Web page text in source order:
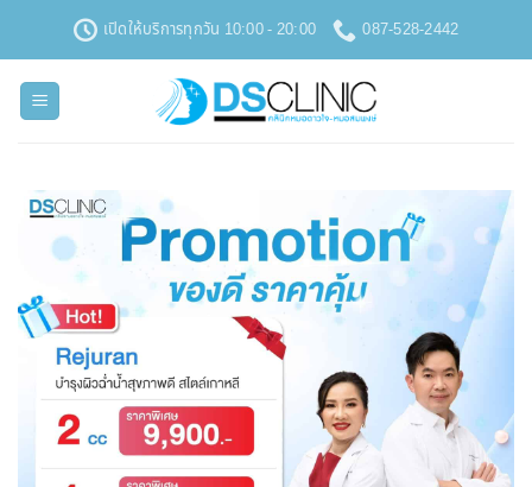
เนื้อหา
เปิดให้บริการทุกวัน 10:00 - 20:00 087-528-2442